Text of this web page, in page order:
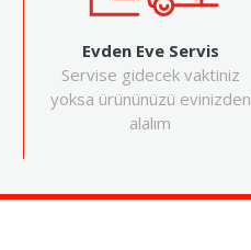
Evden Eve Servis
Servise gidecek vaktiniz
yoksa ürününüzü evinizden
alalım